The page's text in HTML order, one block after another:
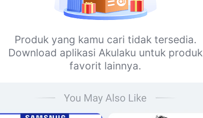
Produk yang kamu cari tidak tersedia.
Download aplikasi Akulaku untuk produk
favorit lainnya.